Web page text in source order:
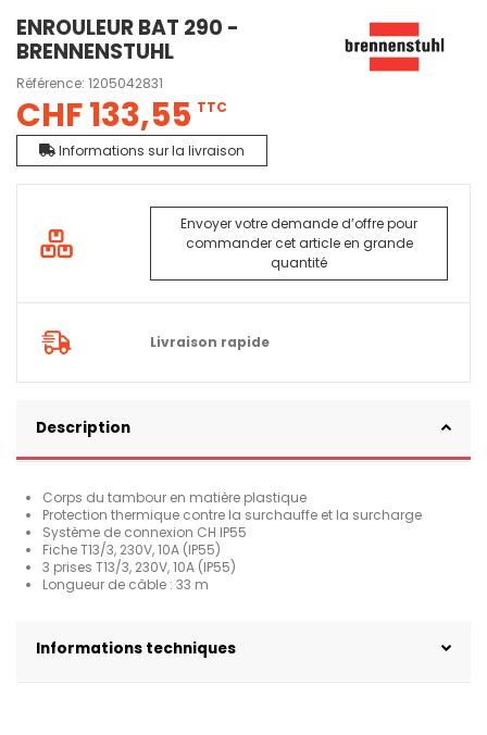
ENROULEUR BAT 290 -
BRENNENSTUHL
Référence: 1205042831
CHF 133,55 TTC
Informations sur la livraison
Envoyer votre demande d’offre pour
commander cet article en grande
quantité
Livraison rapide
Description
Corps du tambour en matière plastique
Protection thermique contre la surchauffe et la surcharge
Système de connexion CH IP55
Fiche T13/3, 230V, 10A (IP55)
3 prises T13/3, 230V, 10A (IP55)
Longueur de câble : 33 m
Informations techniques